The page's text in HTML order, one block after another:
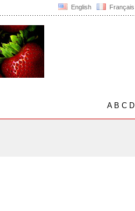
English Français
AB C D